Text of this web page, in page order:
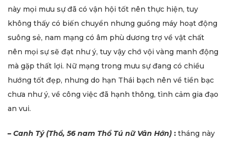
này mọi mưu sự đã có vận hội tốt nên thực hiện, tuy
không thấy có biến chuyển nhưng guồng máy hoạt động
suông sẻ, nam mạng có âm phù dương trợ về vật chất
nên mọi sự sẽ đạt như ý, tuy vậy chớ vội vàng manh động
mà gặp thất lợi. Nữ mạng trong mưu sự đang có chiều
hướng tốt đẹp, nhưng do hạn Thái bạch nên về tiền bạc
chưa như ý, về công việc đã hạnh thông, tình cảm gia đạo
an vui.
– Canh Tý (Thổ, 56 nam Thổ Tú nữ Vân Hớn) : tháng này